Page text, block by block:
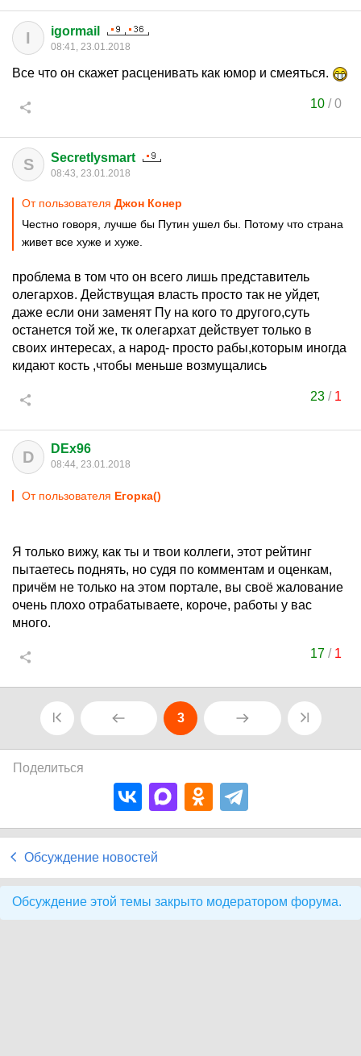
I igormail
08:41, 23.01.2018
Все что он скажет расценивать как юмор и смеяться.
10 /0
S Secretlysmart
08:43, 23.01.2018
От пользователя Джон Конер
Честно говоря, лучше бы Путин ушел бы. Потому что страна
живет все хуже и хуже.
проблема в том что он всего лишь представитель
олегархов. Действущая власть просто так не уйдет,
даже если они заменят Пу на кого то другого,суть
останется той же, тк олегархат действует только в
своих интересах, а народ- просто рабы,которым иногда
кидают кость ,чтобы меньше возмущались
23 / 1
D DEx96
08:44, 23.01.2018
От пользователя Егорка()
Я только вижу, как ты и твои коллеги, этот рейтинг
пытаетесь поднять, но судя по комментам и оценкам,
причём не только на этом портале, вы своё жалование
очень плохо отрабатываете, короче, работы у вас
много.
17 / 1
3
Поделиться
Обсуждение новостей
Обсуждение этой темы закрыто модератором форума.